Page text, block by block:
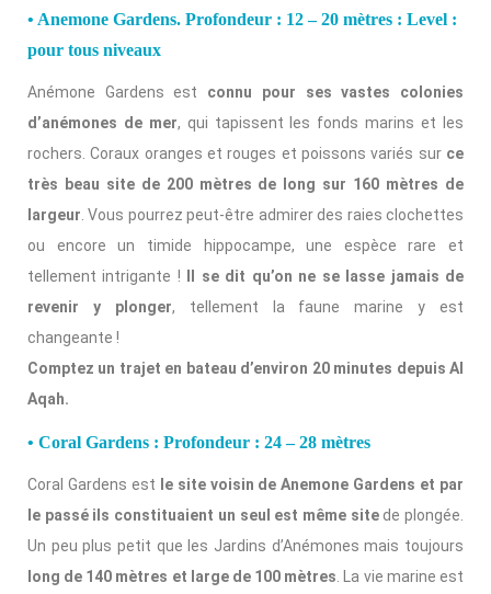
• Anemone Gardens. Profondeur : 12 – 20 mètres : Level :
pour tous niveaux
Anémone Gardens est connu pour ses vastes colonies
d’anémones de mer, qui tapissent les fonds marins et les
rochers. Coraux oranges et rouges et poissons variés sur ce
très beau site de 200 mètres de long sur 160 mètres de
largeur. Vous pourrez peut-être admirer des raies clochettes
ou encore un timide hippocampe, une espèce rare et
tellement intrigante !
Il se dit qu’on ne se lasse jamais de
revenir y plonger, tellement la faune marine y est
changeante !
Comptez un trajet en bateau d’environ 20 minutes depuis Al
Aqah.
• Coral Gardens : Profondeur : 24 – 28 mètres
Coral Gardens est
le site voisin de Anemone Gardens et par
le passé ils constituaient un seul est même sitede plongée.
Un peu plus petit que les Jardins d’Anémones mais toujours
long de 140 mètres et large de 100 mètres. La vie marine est